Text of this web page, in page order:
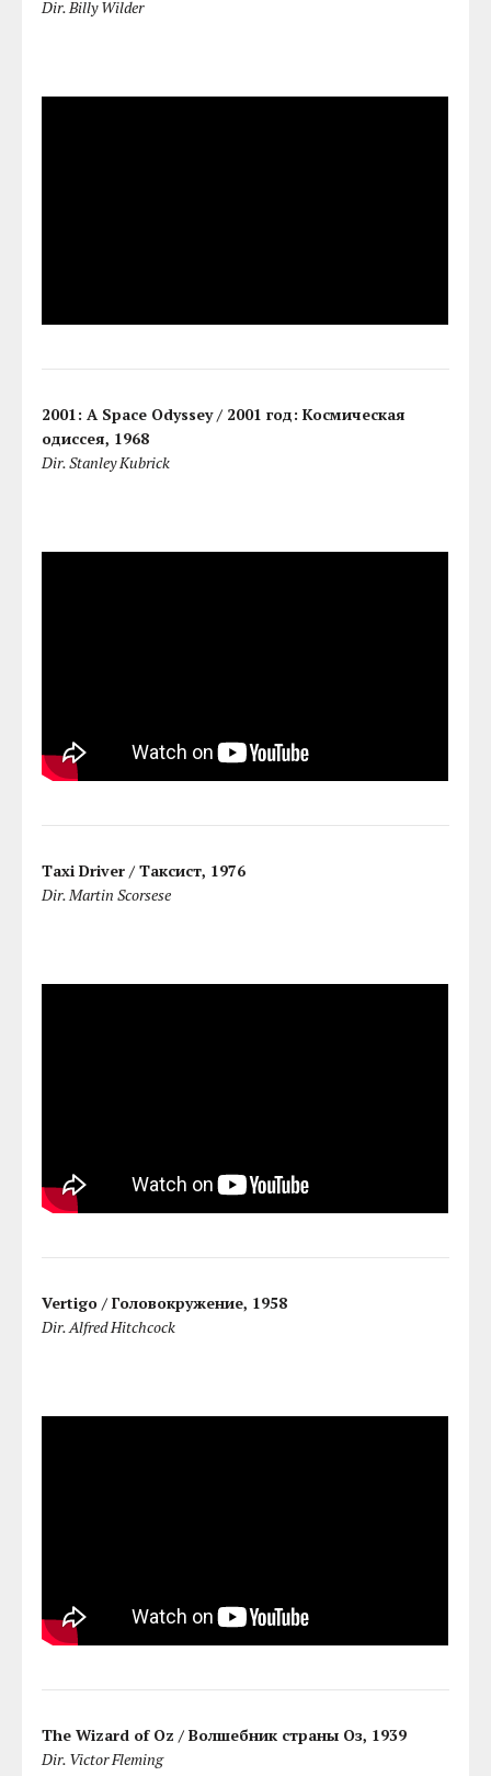
Dir. Billy Wilder
2001: A Space Odyssey / 2001 год: Космическая
одиссея, 1968
Dir. Stanley Kubrick
Taxi Driver / Таксист, 1976
Dir. Martin Scorsese
Vertigo / Головокружение, 1958
Dir. Alfred Hitchcock
The Wizard of Oz / Волшебник страны Оз, 1939
Dir. Victor Fleming